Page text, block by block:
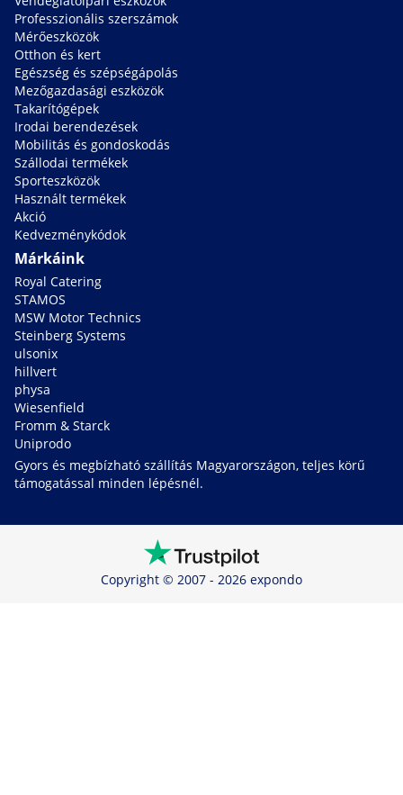
Professzionális szerszámok
Mérőeszközök
Otthon és kert
Egészség és szépségápolás
Mezőgazdasági eszközök
Takarítógépek
Irodai berendezések
Mobilitás és gondoskodás
Szállodai termékek
Sporteszközök
Használt termékek
Akció
Kedvezménykódok
Márkáink
Royal Catering
STAMOS
MSW Motor Technics
Steinberg Systems
ulsonix
hillvert
physa
Wiesenfield
Fromm & Starck
Uniprodo
Gyors és megbízható szállítás Magyarországon, teljes körű
támogatással minden lépésnél.
Copyright © 2007 - 2026 expondo